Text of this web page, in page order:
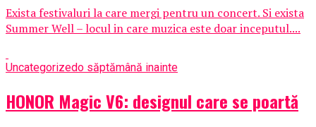
Exista festivaluri la care mergi pentru un concert. Si exista
Summer Well – locul in care muzica este doar inceputul....
Uncategorizedo săptămână inainte
HONOR Magic V6: designul care se poartă